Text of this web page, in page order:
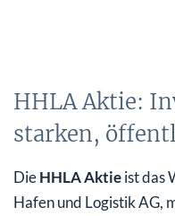
HHLA Aktie:
starken,
DieHHLA Aktieist das
Hafen und Logistik AG,